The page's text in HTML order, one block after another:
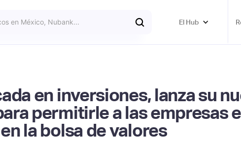
El Hub
en inversiones, lanza su
permitirle a las empresas
la bolsa de valores